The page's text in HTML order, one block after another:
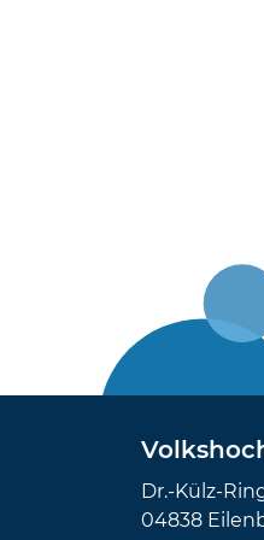
Dr.-Külz-
04838